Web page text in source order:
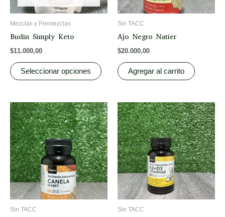
Mezclas y Premezclas
Budin Simply Keto
$11.000,00
Seleccionar opciones
may
product
Sin TACC
Ajo Negro Natier
$20.000,00
Agregar al carrito
Sin TACC Sin TACC